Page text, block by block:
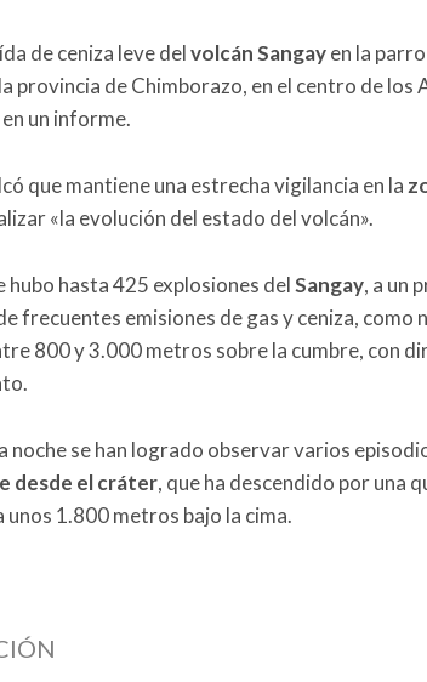
de ceniza leve delvolcán Sangayen la
provincia de Chimborazo, en el centro de los
un informe.
que mantiene una estrecha vigilancia en la
«la evolución del estado del volcán».
hubo hasta 425 explosiones delSangay, a un
frecuentes emisiones de gas y ceniza, como
800 y 3.000 metros sobre la cumbre, con
noche se han logrado observar varios
desde el cráter, que ha descendido por una
1.800 metros bajo la cima.